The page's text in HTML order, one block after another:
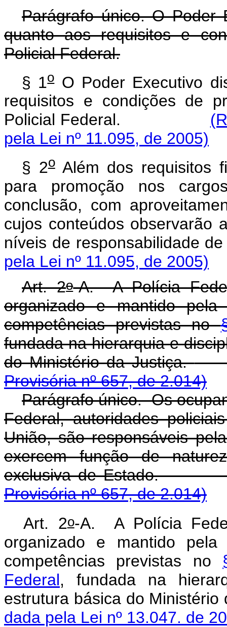
Parágrafo único. O Poder
quanto aos requisitos e
Policial Federal.
§ 1oO Poder Executivo
requisitos e condições de
Policial Federal.
pela Lei nº 11.095, de 2005)
§ 2oAlém dos requisitos
para promoção nos
conclusão, com
cujos conteúdos observarão
níveis de
pela Lei nº 11.095, de 2005)
Art. 2o-A. A Polícia
organizado e mantido
competências previstas no
fundada na hierarquia e
do Ministério da Justiça.
Provisória nº 657, de 2.014)
Parágrafo único. Os
Federal, autoridades
União, são responsáveis
exercem função de
exclusiva de
Provisória nº 657, de 2.014)
Art. 2o-A. A Polícia
organizado e mantido
competências previstas no
Federal, fundada na
estrutura básica do
dada pela Lei nº 13.047. de